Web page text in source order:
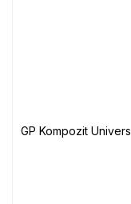
GP Kompozit